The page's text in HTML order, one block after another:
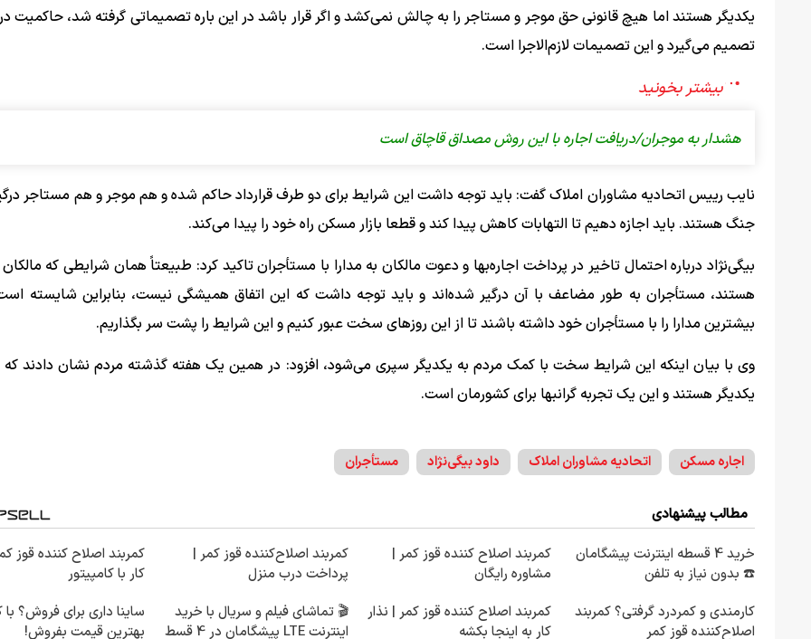
یکدیگر هستند اما هیچ قانونی حق موجر و مستاجر را به چالش نمی‌کشد و اگر قرار باشد در این باره تصمیماتی گرفته شد، حاکمیت در
تصمیم می‌گیرد و این تصمیمات لازم‌الاجرا است.
هشدار به موجران/دریافت اجاره با این روش مصداق قاچاق است
نایب رییس اتحادیه مشاوران املاک گفت: باید توجه داشت این شرایط برای دو طرف قرارداد حاکم شده و هم موجر و هم مستاجر
جنگ هستند. باید اجازه دهیم تا التهابات کاهش پیدا کند و قطعا بازار مسکن راه خود را پیدا می‌کند.
بیگی‌نژاد درباره احتمال تاخیر در پرداخت اجاره‌بها و دعوت مالکان به مدارا با مستأجران تاکید کرد: طبیعتاً همان شرایطی که
هستند، مستأجران به طور مضاعف با آن درگیر شده‌اند و باید توجه داشت که این اتفاق همیشگی نیست، بنابراین شایسته
بیشترین مدارا را با مستأجران خود داشته باشند تا از این روزهای سخت عبور کنیم و این شرایط را پشت سر بگذاریم.
وی با بیان اینکه این شرایط سخت با کمک مردم به یکدیگر سپری می‌شود، افزود: در همین یک هفته گذشته مردم نشان دادند که
یکدیگر هستند و این یک تجربه گرانبها برای کشورمان است.
اجاره مسکن اتحادیه مشاوران املاک داود بیگی‌نژاد مستأجران
مطالب پیشنهادی
خرید 4 قسطه اینترنت پیشگامان
☎️ بدون نیاز به تلفن
کمربند اصلاح کننده قوز کمر |
مشاوره رایگان
کمربند اصلاح‌کننده قوز کمر |
پرداخت درب منزل
کمربند اصلاح کننده قوز
کار با کامپیتور
کارمندی و کمردرد گرفتی؟ کمربند
اصلاح‌کننده قوز کمر
کمربند اصلاح کننده قوز کمر | نذار
کار به اینجا بکشه
🎬 تماشای فیلم و سریال با خرید
اینترنت LTE پیشگامان در 4 قسط
ساینا داری برای فروش؟ با
بهترین قیمت بفروش!